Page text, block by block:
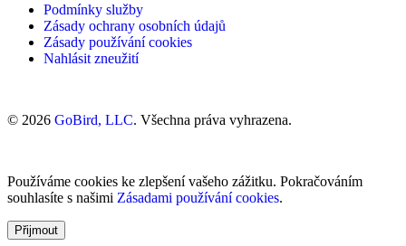
Podmínky služby
Zásady ochrany osobních údajů
Zásady používání cookies
Nahlásit zneužití
© 2026 GoBird, LLC. Všechna práva vyhrazena.
Používáme cookies ke zlepšení vašeho zážitku. Pokračováním
souhlasíte s našimi Zásadami používání cookies.
Přijmout